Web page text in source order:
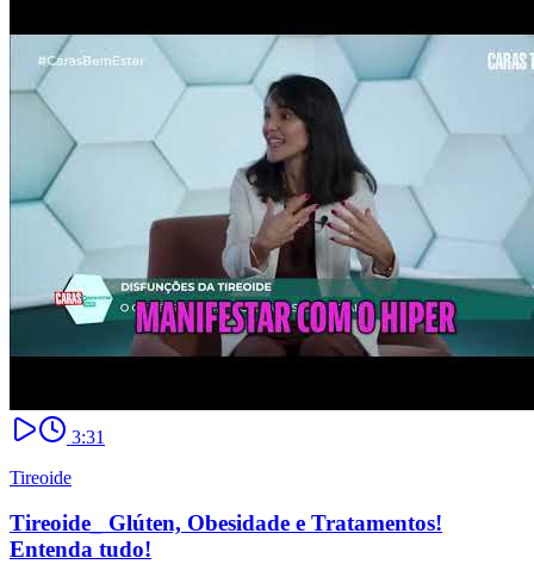
3:31
Tireoide
Tireoide_ Glúten, Obesidade e Tratamentos!
Entenda tudo!